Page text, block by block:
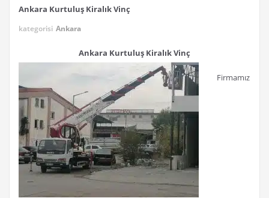
Ankara Kurtuluş Kiralık Vinç
kategorisi Ankara
Ankara Kurtuluş Kiralık Vinç
Firmamız